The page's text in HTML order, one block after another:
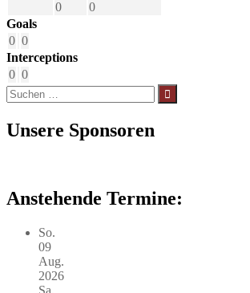
0
0
Goals
0 0
Interceptions
0 0
Suchen
nach:
Unsere Sponsoren
Anstehende Termine:
So.
09
Aug.
2026
Sa.